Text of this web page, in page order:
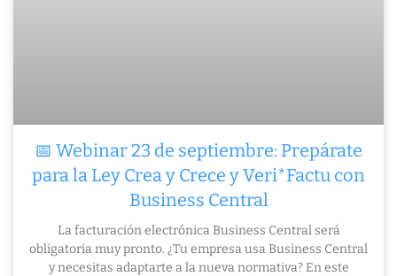
📅 Webinar 23 de septiembre: Prepárate
para la Ley Crea y Crece y Veri*Factu con
Business Central
La facturación electrónica Business Central será
obligatoria muy pronto. ¿Tu empresa usa Business Central
y necesitas adaptarte a la nueva normativa? En este